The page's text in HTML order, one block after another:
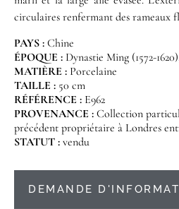
circulaires renfermant des rameaux
PAYS : Chine
ÉPOQUE : Dynastie Ming (1572-
MATIÈRE : Porcelaine
TAILLE : 50 cm
RÉFÉRENCE : E962
PROVENANCE : Collection
précédent propriétaire à Londres
STATUT : vendu
DEMANDE